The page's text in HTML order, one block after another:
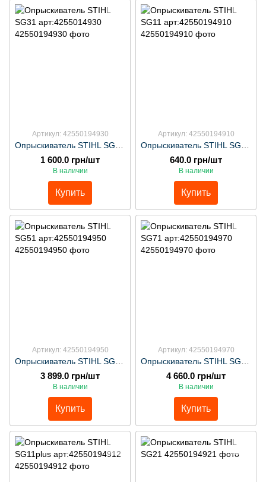
Артикул: 42550194930
1 600.0 грн/шт
В наличии
Купить
Артикул: 42550194910
640.0 грн/шт
В наличии
Купить
Артикул: 42550194950
3 899.0 грн/шт
В наличии
Купить
Артикул: 42550194970
4 660.0 грн/шт
В наличии
Купить